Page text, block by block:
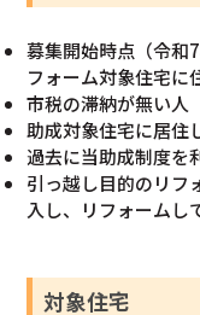
募集開始時点（令和
フォーム対象住宅に
市税の滞納が無い人
助成対象住宅に居住
過去に当助成制度を
引っ越し目的のリフ
入し、リフォームし
対象住宅